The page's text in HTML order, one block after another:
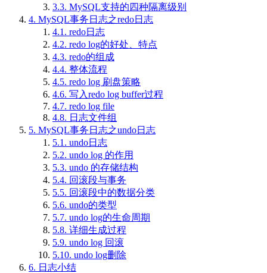
3.3. MySQL支持的四种隔离级别
4. MySQL事务日志之redo日志
4.1. redo日志
4.2. redo log的好处、特点
4.3. redo的组成
4.4. 整体流程
4.5. redo log 刷盘策略
4.6. 写入redo log buffer过程
4.7. redo log file
4.8. 日志文件组
5. MySQL事务日志之undo日志
5.1. undo日志
5.2. undo log 的作用
5.3. undo 的存储结构
5.4. 回滚段与事务
5.5. 回滚段中的数据分类
5.6. undo的类型
5.7. undo log的生命周期
5.8. 详细生成过程
5.9. undo log 回滚
5.10. undo log删除
6. 日志小结